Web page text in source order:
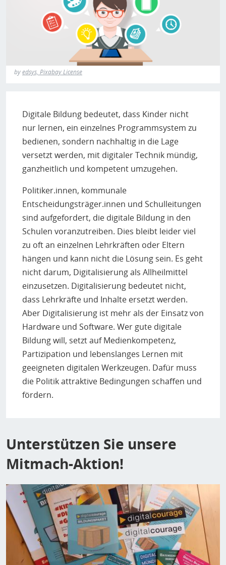
byedsys, Pixabay License
Digitale Bildung bedeutet, dass Kinder nicht
nur lernen, ein einzelnes Programmsystem zu
bedienen, sondern nachhaltig in die Lage
versetzt werden, mit digitaler Technik mündig,
ganzheitlich und kompetent umzugehen.
Politiker.innen, kommunale
Entscheidungsträger.innen und Schulleitungen
sind aufgefordert, die digitale Bildung in den
Schulen voranzutreiben. Dies bleibt leider viel
zu oft an einzelnen Lehrkräften oder Eltern
hängen und kann nicht die Lösung sein. Es geht
nicht darum, Digitalisierung als Allheilmittel
einzusetzen. Digitalisierung bedeutet nicht,
dass Lehrkräfte und Inhalte ersetzt werden.
Aber Digitalisierung ist mehr als der Einsatz von
Hardware und Software. Wer gute digitale
Bildung will, setzt auf Medienkompetenz,
Partizipation und lebenslanges Lernen mit
geeigneten digitalen Werkzeugen. Dafür muss
die Politik attraktive Bedingungen schaffen und
fördern.
Unterstützen Sie unsere
Mitmach-Aktion!
Bild